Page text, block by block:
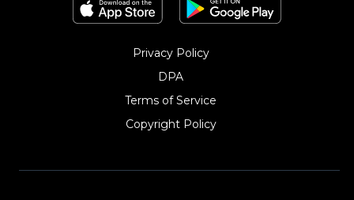
Privacy Policy
DPA
Terms of Service
Copyright Policy‎